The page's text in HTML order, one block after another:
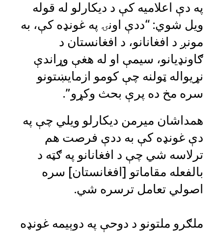
په دې اعلامیه کې د دیکارلو له قوله
ویل شوي: “ددې اونۍ په غونډه کې، به
مونږ د افغانانو، د افغانستان د
ګاونډیانو، سیمې او له هغې وړاندې
نړیواله ټولنه چې کومو ازمایښتونو
سره مخ ده پرې بحث وکړو”.
همداشان میرمن دیکارلو ویلي چې په
دې غونډه کې به ددې فرصت هم
ترلاسه شي چې د افغانانو په ګټه د
بالفعله مقاماتو [افغانستان] سره
اصولي تعامل ترسره شي.
ملګرو ملتونو د دوحې په دوېیمه غونډه